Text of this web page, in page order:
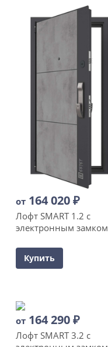
от 164 020₽
Лофт SMART 1.2 с
электронным замком
Купить
от 164 290₽
Лофт SMART 3.2 с